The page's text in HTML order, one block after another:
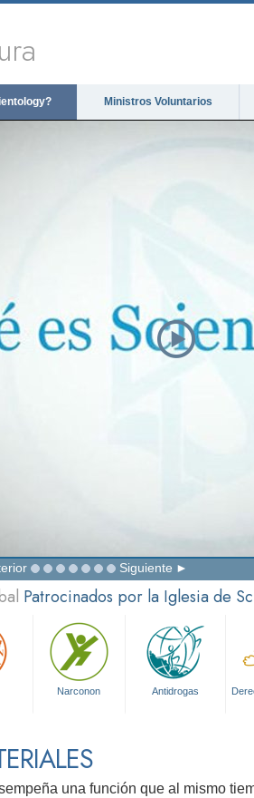
Ministros Voluntarios
Siguiente
Patrocinados por la Iglesia de
Narconon Antidrogas
una función que al mismo